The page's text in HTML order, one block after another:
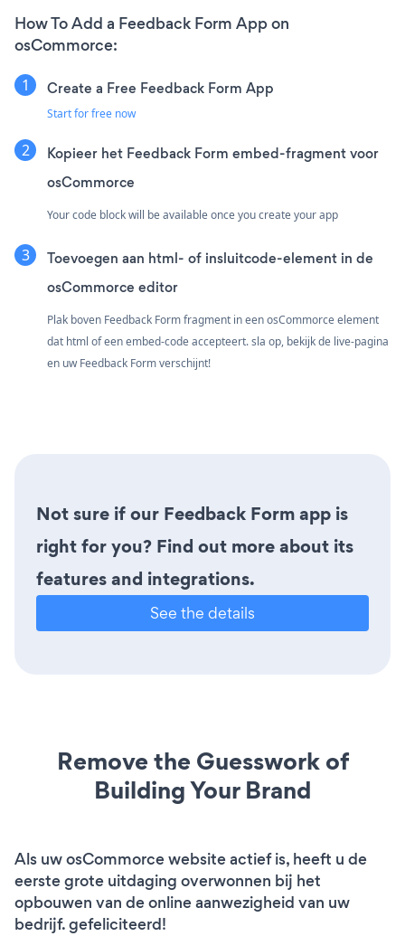
How To Add a Feedback Form App on
osCommorce:
Create a Free Feedback Form App
Start for free now
Kopieer het Feedback Form embed-fragment voor
osCommorce
Your code block will be available once you create your app
Toevoegen aan html- of insluitcode-element in de
osCommorce editor
Plak boven Feedback Form fragment in een osCommorce element
dat html of een embed-code accepteert. sla op, bekijk de live-pagina
en uw Feedback Form verschijnt!
Not sure if our Feedback Form app is
right for you? Find out more about its
features and integrations.
See the details
Remove the Guesswork of
Building Your Brand
Als uw osCommorce website actief is, heeft u de
eerste grote uitdaging overwonnen bij het
opbouwen van de online aanwezigheid van uw
bedrijf. gefeliciteerd!